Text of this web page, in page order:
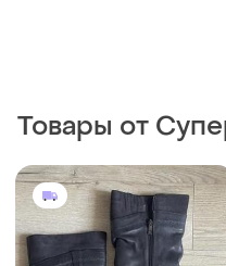
Товары от